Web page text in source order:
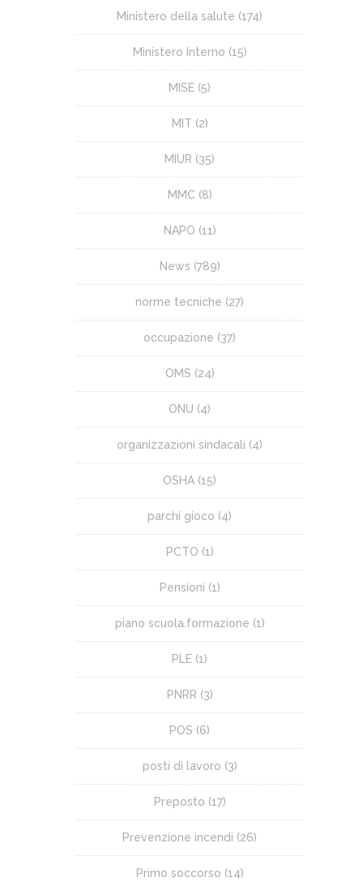
Ministero della salute (174)
Ministero Interno (15)
MISE (5)
MIT (2)
MIUR (35)
MMC (8)
NAPO (11)
News (789)
norme tecniche (27)
occupazione (37)
OMS (24)
ONU (4)
organizzazioni sindacali (4)
OSHA (15)
parchi gioco (4)
PCTO (1)
Pensioni (1)
piano scuola.formazione (1)
PLE (1)
PNRR (3)
POS (6)
posti di lavoro (3)
Preposto (17)
Prevenzione incendi (26)
Primo soccorso (14)